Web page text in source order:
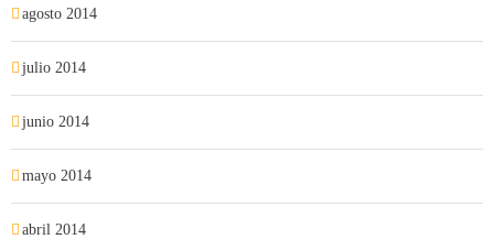
agosto 2014
julio 2014
junio 2014
mayo 2014
abril 2014